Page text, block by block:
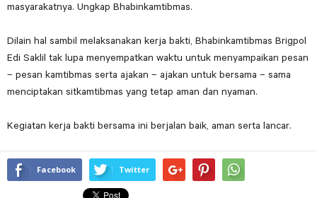
masyarakatnya. Ungkap Bhabinkamtibmas.
Dilain hal sambil melaksanakan kerja bakti, Bhabinkamtibmas Brigpol
Edi Saklil tak lupa menyempatkan waktu untuk menyampaikan pesan
– pesan kamtibmas serta ajakan – ajakan untuk bersama – sama
menciptakan sitkamtibmas yang tetap aman dan nyaman.
Kegiatan kerja bakti bersama ini berjalan baik, aman serta lancar.
Facebook Twitter